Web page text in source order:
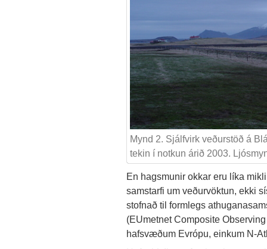
Mynd 2. Sjálfvirk veðurstöð á
tekin í notkun árið 2003.
En hagsmunir okkar eru líka
samstarfi um veðurvöktun, ekki
stofnað til formlegs
(EUmetnet Composite
hafsvæðum Evrópu, einkum N-